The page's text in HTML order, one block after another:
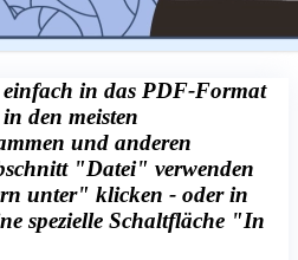
einfach in das PDF-Format
den meisten
und anderen
"Datei" verwenden
unter" klicken - oder in
spezielle Schaltfläche "In